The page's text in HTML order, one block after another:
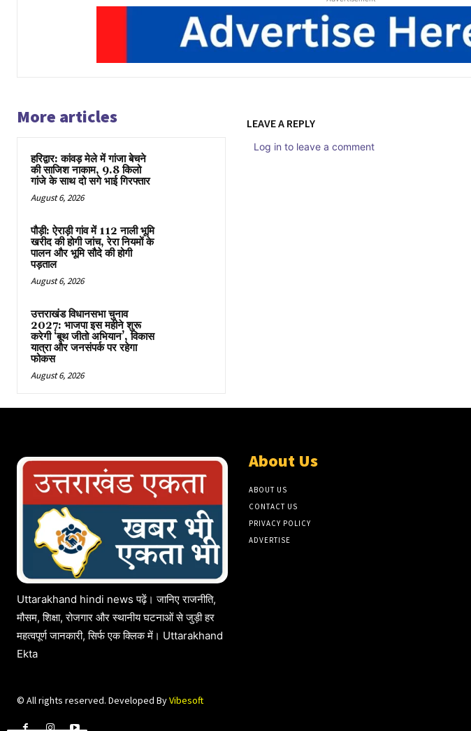
More articles
हरिद्वार: कांवड़ मेले में गांजा बेचने
की साजिश नाकाम, 9.8 किलो
गांजे के साथ दो सगे भाई गिरफ्तार
August 6, 2026
पौड़ी: ऐराड़ी गांव में 112 नाली भूमि
खरीद की होगी जांच, रेरा नियमों के
पालन और भूमि सौदे की होगी
पड़ताल
August 6, 2026
उत्तराखंड विधानसभा चुनाव
2027: भाजपा इस महीने शुरू
करेगी ‘बूथ जीतो अभियान’, विकास
यात्रा और जनसंपर्क पर रहेगा
फोकस
August 6, 2026
LEAVE A REPLY
Log in to leave a comment
Uttarakhand hindi news पढ़ें। जानिए राजनीति,
मौसम, शिक्षा, रोजगार और स्थानीय घटनाओं से जुड़ी हर
महत्वपूर्ण जानकारी, सिर्फ एक क्लिक में। Uttarakhand
Ekta
© All rights reserved. Developed ByVibesoft
About Us
ABOUT US
CONTACT US
PRIVACY POLICY
ADVERTISE